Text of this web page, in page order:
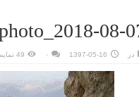
08-
در 1397-05-16 ۰ 49 نمایش